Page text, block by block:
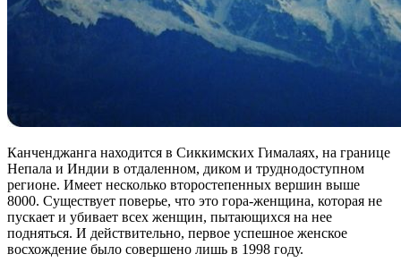
Канченджанга находится в Сиккимских Гималаях, на границе
Непала и Индии в отдаленном, диком и труднодоступном
регионе. Имеет несколько второстепенных вершин выше
8000. Существует поверье, что это гора-женщина, которая не
пускает и убивает всех женщин, пытающихся на нее
подняться. И действительно, первое успешное женское
восхождение было совершено лишь в 1998 году.